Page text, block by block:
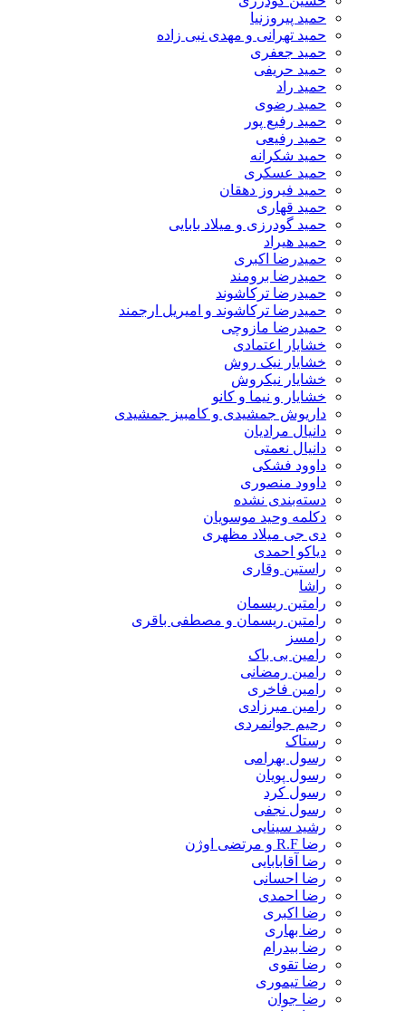
حمید پیروزنیا
حمید تهرانی و مهدی نبی زاده
حمید جعفری
حمید حریفی
حمید راد
حمید رضوی
حمید رفیع پور
حمید رفیعی
حمید شکرانه
حمید عسکری
حمید فیروز دهقان
حمید قهاری
حمید گودرزی و میلاد بابایی
حمید هیراد
حمیدرضا اکبری
حمیدرضا برومند
حمیدرضا ترکاشوند
حمیدرضا ترکاشوند و امیریل ارجمند
حمیدرضا مازوچی
خشایار اعتمادی
خشایار نیک روش
خشایار نیکروش
خشایار و نیما و کانو
داریوش جمشیدی و کامبیز جمشیدی
دانیال مرادیان
دانیال نعمتی
داوود فشکی
داوود منصوری
دسته‌بندی نشده
دکلمه وحید موسویان
دی جی میلاد مظهری
دیاکو احمدی
راستین وقاری
راشا
رامتین ریسمان
رامتین ریسمان و مصطفی باقری
رامسز
رامین بی باک
رامین رمضانی
رامین فاخری
رامین میرزادی
رحیم جوانمردی
رستاک
رسول بهرامی
رسول پویان
رسول کرد
رسول نجفی
رشید سینایی
رضا R.F و مرتضی اوژن
رضا آقابابایی
رضا احسانی
رضا احمدی
رضا اکبری
رضا بهاری
رضا بیدرام
رضا تقوی
رضا تیموری
رضا جوان